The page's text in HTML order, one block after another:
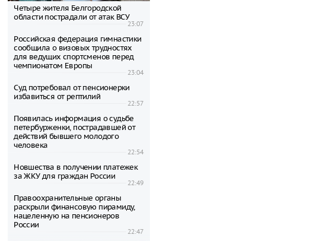
Четыре жителя Белгородской
области пострадали от атак ВСУ
23:07
Российская федерация гимнастики
сообщила о визовых трудностях
для ведущих спортсменов перед
чемпионатом Европы
23:04
Суд потребовал от пенсионерки
избавиться от рептилий
22:57
Появилась информация о судьбе
петербурженки, пострадавшей от
действий бывшего молодого
человека
22:54
Новшества в получении платежек
за ЖКУ для граждан России
22:49
Правоохранительные органы
раскрыли финансовую пирамиду,
нацеленную на пенсионеров
России
22:47